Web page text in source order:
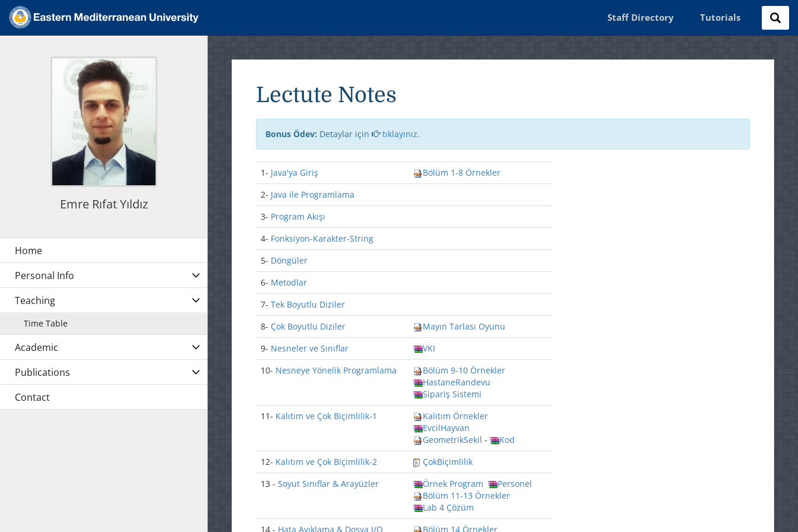
Staff Directory Tutorials
Lectute Notes
Bonus Ödev: Detaylar için tıklayınız.
1- Java'ya Giriş
Bölüm 1-8 Örnekler
2- Java ile Programlama
3- Program Akışı
4- Fonksiyon-Karakter-String
5- Döngüler
6- Metodlar
7- Tek Boyutlu Diziler
8- Çok Boyutlu Diziler
Mayın Tarlası Oyunu
9- Nesneler ve Sınıflar
VKI
10- Nesneye Yönelik Programlama
Bölüm 9-10 Örnekler
HastaneRandevu
Sipariş Sistemi
11- Kalıtım ve Çok Biçimlilik-1
Kalıtım Örnekler
EvcilHayvan
GeometrikSekil -
Kod
12- Kalıtım ve Çok Biçimlilik-2
ÇokBiçimlilik
13 - Soyut Sınıflar & Arayüzler Örnek Program
Personel
Bölüm 11-13 Örnekler
Lab 4 Çözüm
14 - Hata Ayıklama & Dosya I/O Bölüm 14 Örnekler
Emre Rıfat Yıldız
Personal Info
Teaching
Time Table
Academic
Publications
Contact